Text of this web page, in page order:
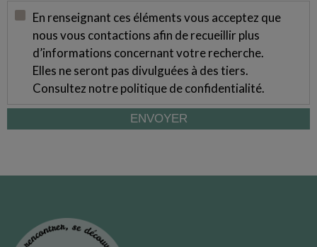
En renseignant ces éléments vous acceptez que
nous vous contactions afin de recueillir plus
d’informations concernant votre recherche.
Elles ne seront pas divulguées à des tiers.
Consultez notrepolitique de confidentialité.